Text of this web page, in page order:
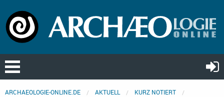
ARCHAEOLOGIE-ONLINE.DE AKTUELL
KURZ NOTIERT